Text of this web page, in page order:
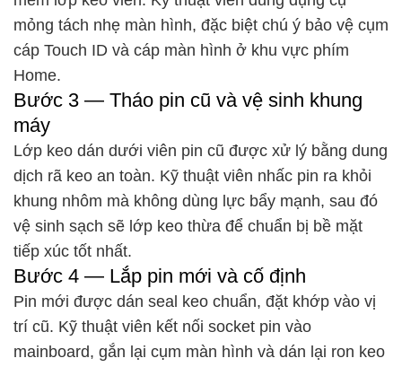
mỏng tách nhẹ màn hình, đặc biệt chú ý bảo vệ cụm
cáp Touch ID và cáp màn hình ở khu vực phím
Home.
Bước 3 — Tháo pin cũ và vệ sinh khung
máy
Lớp keo dán dưới viên pin cũ được xử lý bằng dung
dịch rã keo an toàn. Kỹ thuật viên nhấc pin ra khỏi
khung nhôm mà không dùng lực bẩy mạnh, sau đó
vệ sinh sạch sẽ lớp keo thừa để chuẩn bị bề mặt
tiếp xúc tốt nhất.
Bước 4 — Lắp pin mới và cố định
Pin mới được dán seal keo chuẩn, đặt khớp vào vị
trí cũ. Kỹ thuật viên kết nối socket pin vào
mainboard, gắn lại cụm màn hình và dán lại ron keo